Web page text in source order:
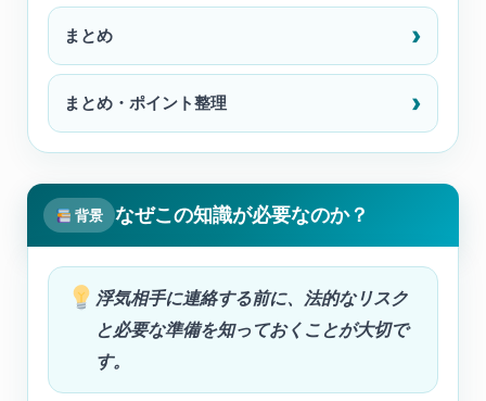
まとめ
まとめ・ポイント整理
背景 なぜこの知識が必要なのか？
浮気相手に連絡する前に、法的なリスク
と必要な準備を知っておくことが大切で
す。